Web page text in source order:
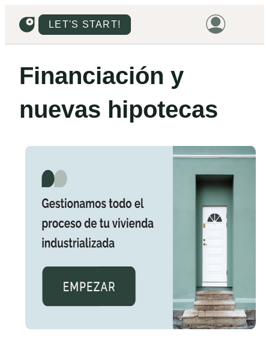
LET'S START!
PROJECTS
PRICES
Financiación y
nuevas hipotecas